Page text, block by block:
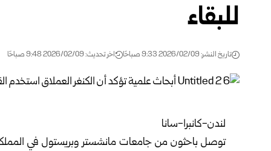
للبقاء
تاريخ النشر: 2026/02/09 9:33 صباحًا اخر تحديث: 2026/02/09 9:48 صباحًا
لندن-كانبرا-سانا
توصل باحثون من جامعات مانشستر وبريستول في المملكة